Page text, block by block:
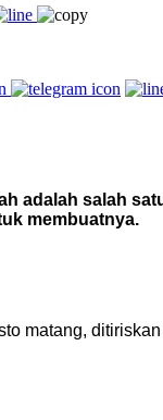
adalah salah
membuatnya.
matang,